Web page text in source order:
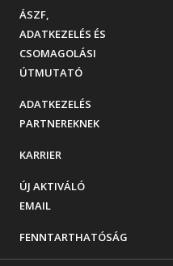
ÁSZF,
ADATKEZELÉS ÉS
CSOMAGOLÁSI
ÚTMUTATÓ
ADATKEZELÉS
PARTNEREKNEK
KARRIER
ÚJ AKTIVÁLÓ
EMAIL
FENNTARTHATÓSÁG